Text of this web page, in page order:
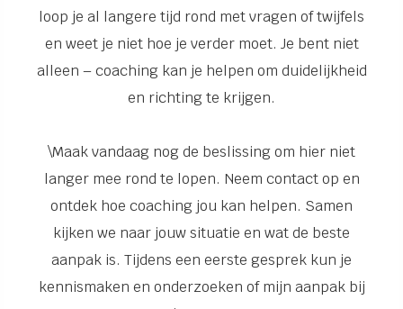
loop je al langere tijd rond met vragen of twijfels
en weet je niet hoe je verder moet. Je bent niet
alleen – coaching kan je helpen om duidelijkheid
en richting te krijgen.
\Maak vandaag nog de beslissing om hier niet
langer mee rond te lopen. Neem contact op en
ontdek hoe coaching jou kan helpen. Samen
kijken we naar jouw situatie en wat de beste
aanpak is. Tijdens een eerste gesprek kun je
kennismaken en onderzoeken of mijn aanpak bij